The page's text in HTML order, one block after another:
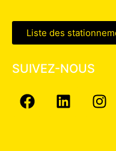
Liste des
SUIVEZ-NOUS